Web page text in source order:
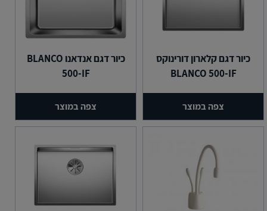
כיור דגם קלארון דורינוקס
BLANCO 500-IF
צפה במוצר
כיור דגם אנדאנו BLANCO
500-IF
צפה במוצר